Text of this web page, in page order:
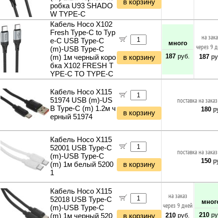
Розетки сетевые внешние
Розетки сетевые
Рамки и монтажные элементы
Крепления для сетевого оборудования
Кабельные каналы
Гофры и металлорукава
Органайзеры для кабелей
Стяжки для кабелей
Батарейки прочие
Расходные материалы прочие
Материалы для обслуживания принтеров
Чистящие средства
Конвертеры Toslink
Кабели COM
Кабели LPT
Кабели PS/2
Кабели для сетевого и серверного оборудования
Кабели SATA
Кабели питания 5V-12V
Кабели питания 220V
Кабель коаксиальный (бухты)
Кабель сетевой (патч-корды)
Кабель сетевой (бухты)
Кабель силовой (бухты)
Аксессуары для майнинга
Планки и панели портов
Органайзеры для кабелей
Стяжки для кабелей
Кабели и переходники прочие
Программное обеспечение
Антивирусы KASPERSKY
ТВ - Видео - Аудио - Фото
робка U93 SHADO
W TYPE-C
в корзину
Кабель Hoco X102
Fresh Type-C to Typ
e-C USB Type-C
(m)-USB Type-C
(m) 1м черный коро
бка X102 FRESH T
YPE-C TO TYPE-C
в корзину
много
187 руб.
на
через 9
187
Кабель Hoco X115
51974 USB (m)-US
B Type-C (m) 1.2м ч
ерный 51974
в корзину
поставка на
180
Кабель Hoco X115
52001 USB Type-C
(m)-USB Type-C
(m) 1м белый 5200
1
в корзину
поставка на
150
Кабель Hoco X115
52018 USB Type-C
(m)-USB Type-C
(m) 1м черный 520
в корзину
на заказ
через 9 дней
210 руб.
210